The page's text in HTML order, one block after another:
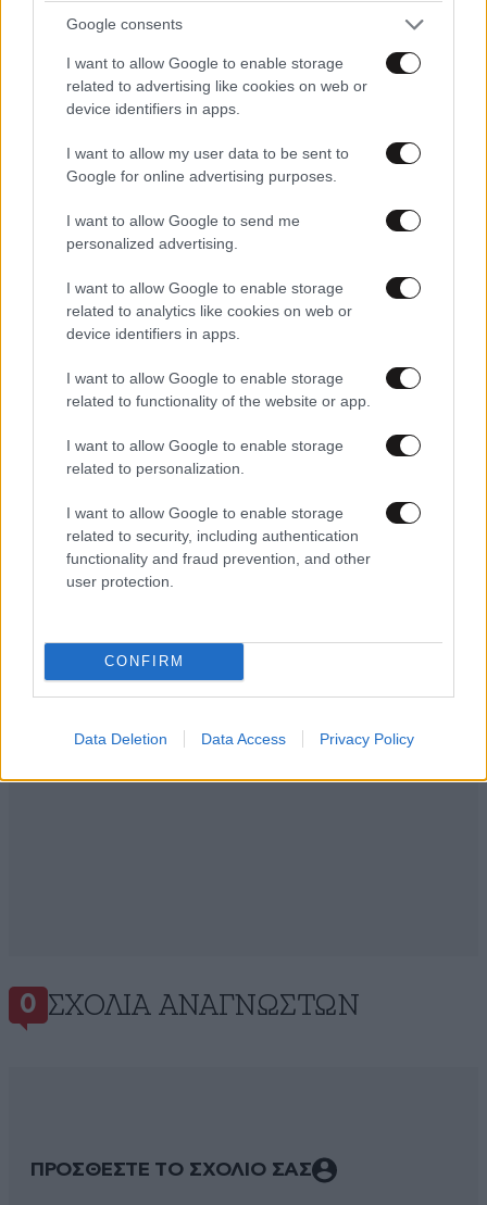
Google consents
I want to allow Google to enable storage
related to advertising like cookies on web or
device identifiers in apps.
I want to allow my user data to be sent to
Google for online advertising purposes.
I want to allow Google to send me
personalized advertising.
I want to allow Google to enable storage
related to analytics like cookies on web or
device identifiers in apps.
I want to allow Google to enable storage
related to functionality of the website or app.
I want to allow Google to enable storage
related to personalization.
I want to allow Google to enable storage
related to security, including authentication
functionality and fraud prevention, and other
user protection.
CONFIRM
Data Deletion Data Access Privacy Policy
τουρισμού η Ελλάδα – Ισχυρές κρατήσεις και
Έρχεται πλαφόν στα πάγια των λογαριασμών
του ηλεκτρικού ρεύματος
Ακολουθήστε το NEWSBEAST
0 ΣΧΌΛΙΑ ΑΝΑΓΝΩΣΤΏΝ
ΠΡΟΣΘΕΣΤΕ ΤΟ ΣΧΟΛΙΟ ΣΑΣ